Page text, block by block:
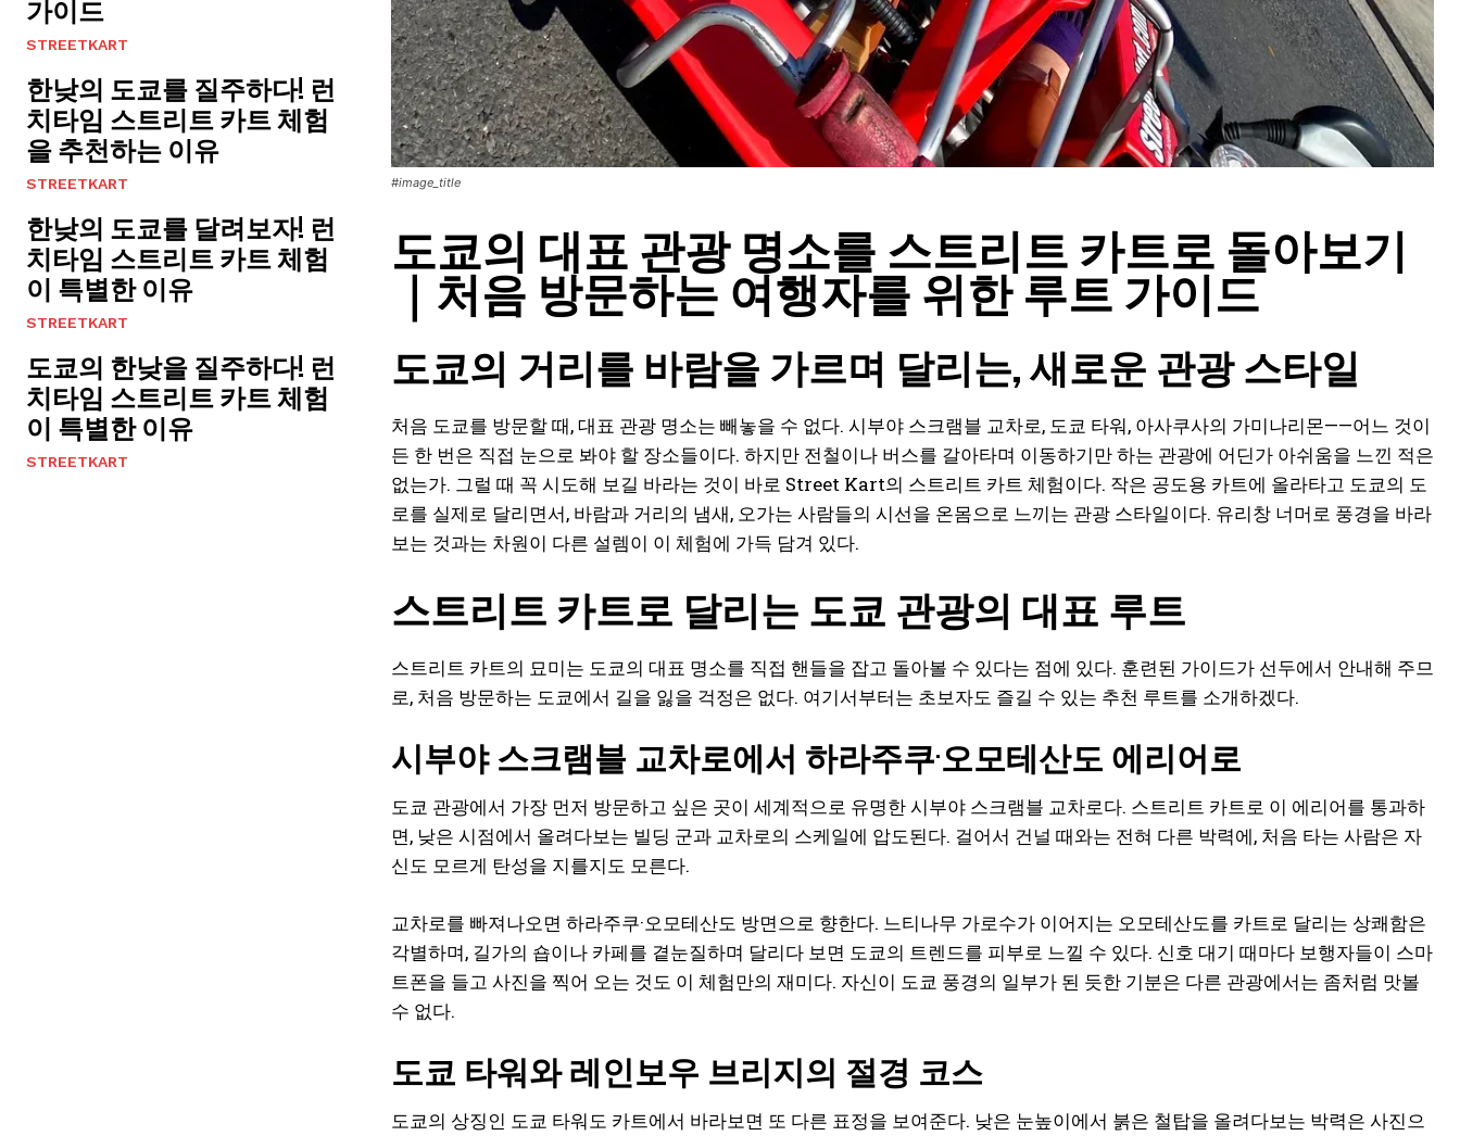
가이드
STREETKART
한낮의 도쿄를 질주하다! 런
치타임 스트리트 카트 체험
을 추천하는 이유
STREETKART
한낮의 도쿄를 달려보자! 런
치타임 스트리트 카트 체험
이 특별한 이유
STREETKART
도쿄의 한낮을 질주하다! 런
치타임 스트리트 카트 체험
이 특별한 이유
STREETKART
#image_title
도쿄의 대표 관광 명소를 스트리트 카트로 돌아보기
｜처음 방문하는 여행자를 위한 루트 가이드
도쿄의 거리를 바람을 가르며 달리는, 새로운 관광 스타일
처음 도쿄를 방문할 때, 대표 관광 명소는 빼놓을 수 없다. 시부야 스크램블 교차로, 도쿄 타워, 아사쿠사의 가미나리몬——어느 것이
든 한 번은 직접 눈으로 봐야 할 장소들이다. 하지만 전철이나 버스를 갈아타며 이동하기만 하는 관광에 어딘가 아쉬움을 느낀 적은
없는가. 그럴 때 꼭 시도해 보길 바라는 것이 바로 Street Kart의 스트리트 카트 체험이다. 작은 공도용 카트에 올라타고 도쿄의 도
로를 실제로 달리면서, 바람과 거리의 냄새, 오가는 사람들의 시선을 온몸으로 느끼는 관광 스타일이다. 유리창 너머로 풍경을 바라
보는 것과는 차원이 다른 설렘이 이 체험에 가득 담겨 있다.
스트리트 카트로 달리는 도쿄 관광의 대표 루트
스트리트 카트의 묘미는 도쿄의 대표 명소를 직접 핸들을 잡고 돌아볼 수 있다는 점에 있다. 훈련된 가이드가 선두에서 안내해 주므
로, 처음 방문하는 도쿄에서 길을 잃을 걱정은 없다. 여기서부터는 초보자도 즐길 수 있는 추천 루트를 소개하겠다.
시부야 스크램블 교차로에서 하라주쿠·오모테산도 에리어로
도쿄 관광에서 가장 먼저 방문하고 싶은 곳이 세계적으로 유명한 시부야 스크램블 교차로다. 스트리트 카트로 이 에리어를 통과하
면, 낮은 시점에서 올려다보는 빌딩 군과 교차로의 스케일에 압도된다. 걸어서 건널 때와는 전혀 다른 박력에, 처음 타는 사람은 자
신도 모르게 탄성을 지를지도 모른다.
교차로를 빠져나오면 하라주쿠·오모테산도 방면으로 향한다. 느티나무 가로수가 이어지는 오모테산도를 카트로 달리는 상쾌함은
각별하며, 길가의 숍이나 카페를 곁눈질하며 달리다 보면 도쿄의 트렌드를 피부로 느낄 수 있다. 신호 대기 때마다 보행자들이 스마
트폰을 들고 사진을 찍어 오는 것도 이 체험만의 재미다. 자신이 도쿄 풍경의 일부가 된 듯한 기분은 다른 관광에서는 좀처럼 맛볼
수 없다.
도쿄 타워와 레인보우 브리지의 절경 코스
도쿄의 상징인 도쿄 타워도 카트에서 바라보면 또 다른 표정을 보여준다. 낮은 눈높이에서 붉은 철탑을 올려다보는 박력은 사진으